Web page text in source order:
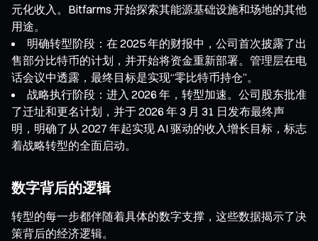
元化收入。Bitfarms 开始探索其能源基础设施和场地的其他
用途。
明确转型阶段：在 2025 年的财报中，公司首次披露了出
售部分比特币的计划，并开始将资金重新部署。管理层在电
话会议中透露，最终目标是实现“零比特币持仓”。
战略执行阶段：进入 2026 年，转型加速。公司股东批准
了迁址和更名计划，并于 2026 年 3 月 31 日发布最终声
明，明确了从 2027 年起实现 AI 驱动的收入增长目标，标志
着战略转型的全面启动。
数字背后的逻辑
转型的每一步都伴随着具体的数字支撑，这些数据揭示了决
策背后的经济逻辑。